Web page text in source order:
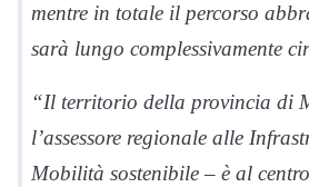
mentre in totale il percorso
sarà lungo complessivamente
“Il territorio della provincia di
l’assessore regionale alle
Mobilità sostenibile – è al